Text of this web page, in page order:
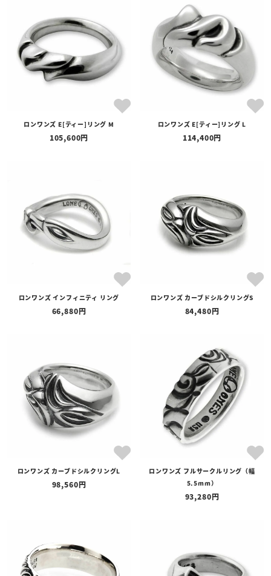
ロンワンズ E[ティー]リング M
105,600
ロンワンズ E[ティー]リング L
114,400
ロンワンズ インフィニティ リング
66,880
ロンワンズ カーブドシルクリングS
84,480
ロンワンズ カーブドシルクリングL
98,560
ロンワンズ フルサークルリング（幅
5.5mm）
93,280